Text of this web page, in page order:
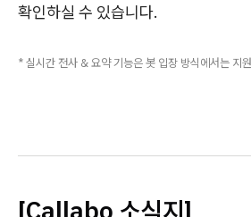
확인하실 수 있습니다.
* 실시간 전사 & 요약 기능은 봇 입장 방식에서는 지
[Callabo 소식지]